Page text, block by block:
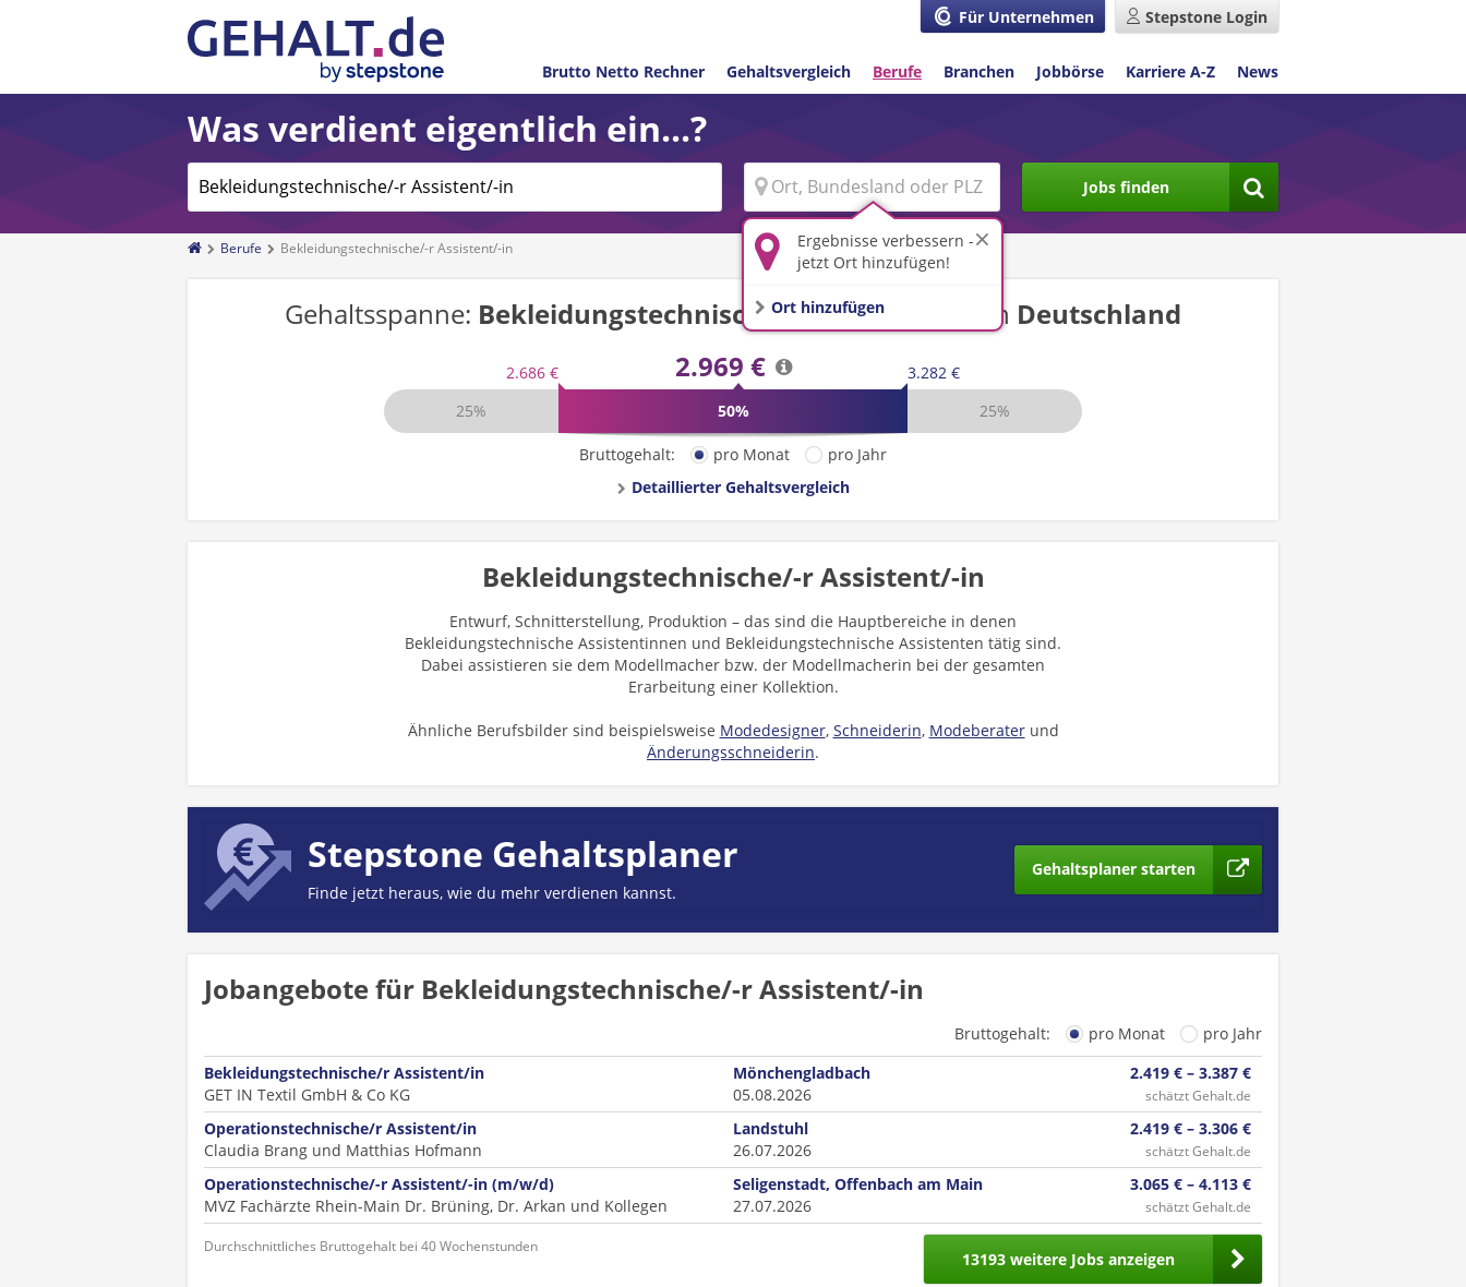
Für Unternehmen Stepstone Login
Brutto Netto Rechner Gehaltsvergleich Berufe Branchen Jobbörse Karriere A-Z News
Was verdient eigentlich ein...?
Ergebnisse verbessern -
jetzt Ort hinzufügen!
Ort hinzufügen
Jobs finden
Berufe Bekleidungstechnische/-r Assistent/-in
Gehaltsspanne: Bekleidungstechnische/-r Assistent/-in in Deutschland
2.686 € 2.969 €
3.282 €
25%
50% 25%
Bruttogehalt: pro Monat
pro Jahr
Detaillierter Gehaltsvergleich
Bekleidungstechnische/-r Assistent/-in
Entwurf, Schnitterstellung, Produktion – das sind die Hauptbereiche in denen
Bekleidungstechnische Assistentinnen und Bekleidungstechnische Assistenten tätig sind.
Dabei assistieren sie dem Modellmacher bzw. der Modellmacherin bei der gesamten
Erarbeitung einer Kollektion.
Ähnliche Berufsbilder sind beispielsweise Modedesigner, Schneiderin, Modeberaterund
Änderungsschneiderin.
Stepstone Gehaltsplaner
Finde jetzt heraus, wie du mehr verdienen kannst.
Gehaltsplaner starten
Jobangebote für Bekleidungstechnische/-r Assistent/-in
Bruttogehalt: pro Monat
pro Jahr
Bekleidungstechnische/r Assistent/in
GET IN Textil GmbH & Co KG
Mönchengladbach
05.08.2026
2.419 € – 3.387 €
schätzt Gehalt.de
Operationstechnische/r Assistent/in
Claudia Brang und Matthias Hofmann
Landstuhl
26.07.2026
2.419 € – 3.306 €
schätzt Gehalt.de
Operationstechnische/-r Assistent/-in (m/w/d)
MVZ Fachärzte Rhein-Main Dr. Brüning, Dr. Arkan und Kollegen
Seligenstadt, Offenbach am Main
27.07.2026
3.065 € – 4.113 €
schätzt Gehalt.de
Durchschnittliches Bruttogehalt bei 40 Wochenstunden
13193 weitere Jobs anzeigen